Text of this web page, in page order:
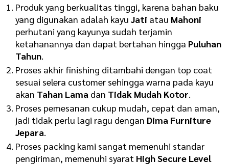
Produk yang berkualitas tinggi, karena bahan baku
yang digunakan adalah kayu Jati atau Mahoni
perhutani yang kayunya sudah terjamin
ketahanannya dan dapat bertahan hingga Puluhan
Tahun
Proses akhir finishing ditambahi dengan top coat
sesuai selera customer sehingga warna pada kayu
akan Tahan Lama dan Tidak Mudah Kotor
Proses pemesanan cukup mudah, cepat dan aman,
jadi tidak perlu lagi ragu dengan Dima Furniture
Jepara
Proses packing kami sangat memenuhi standar
pengiriman, memenuhi syarat High Secure Level